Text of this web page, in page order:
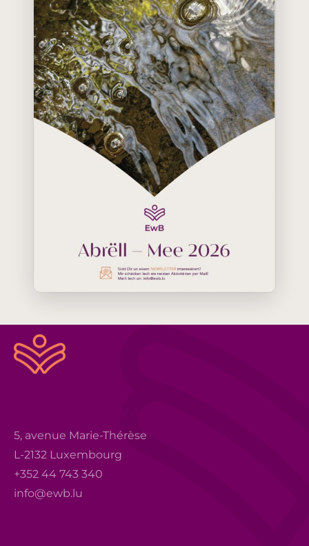
5, avenue Marie-Thérèse
L-2132 Luxembourg
+352 44 743 340
info@ewb.lu